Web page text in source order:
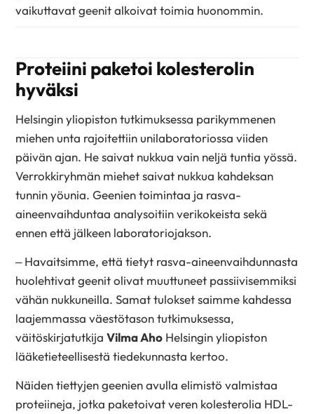
vaikuttavat geenit alkoivat toimia huonommin.
Proteiini paketoi kolesterolin
hyväksi
Helsingin yliopiston tutkimuksessa parikymmenen
miehen unta rajoitettiin unilaboratoriossa viiden
päivän ajan. He saivat nukkua vain neljä tuntia yössä.
Verrokkiryhmän miehet saivat nukkua kahdeksan
tunnin yöunia. Geenien toimintaa ja rasva-
aineenvaihduntaa analysoitiin verikokeista sekä
ennen että jälkeen laboratoriojakson.
– Havaitsimme, että tietyt rasva-aineenvaihdunnasta
huolehtivat geenit olivat muuttuneet passiivisemmiksi
vähän nukkuneilla. Samat tulokset saimme kahdessa
laajemmassa väestötason tutkimuksessa,
väitöskirjatutkijaVilma Aho Helsingin yliopiston
lääketieteellisestä tiedekunnasta kertoo.
Näiden tiettyjen geenien avulla elimistö valmistaa
proteiineja, jotka paketoivat veren kolesterolia HDL-